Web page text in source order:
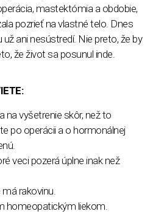
mastektómia a obdobie,
pozrieť na vlastné telo. Dnes
ani nesústredí. Nie preto, že by
že život sa posunul inde.
na vyšetrenie skôr, než to
po operácii a o hormonálnej
veci pozerá úplne inak než
rakovinu.
homeopatickým liekom.